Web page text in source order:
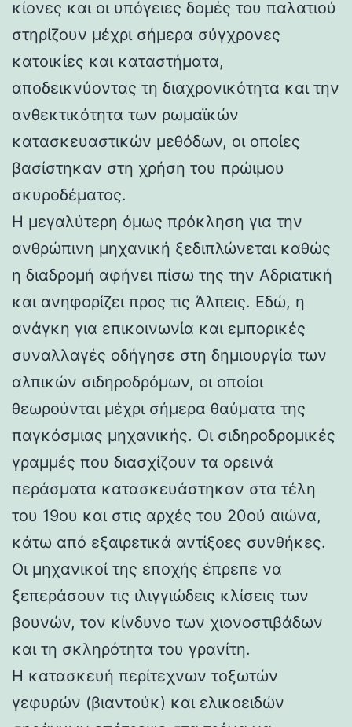
κίονες και οι υπόγειες δομές του παλατιού
στηρίζουν μέχρι σήμερα σύγχρονες
κατοικίες και καταστήματα,
αποδεικνύοντας τη διαχρονικότητα και την
ανθεκτικότητα των ρωμαϊκών
κατασκευαστικών μεθόδων, οι οποίες
βασίστηκαν στη χρήση του πρώιμου
σκυροδέματος.
Η μεγαλύτερη όμως πρόκληση για την
ανθρώπινη μηχανική ξεδιπλώνεται καθώς
η διαδρομή αφήνει πίσω της την Αδριατική
και ανηφορίζει προς τις Άλπεις. Εδώ, η
ανάγκη για επικοινωνία και εμπορικές
συναλλαγές οδήγησε στη δημιουργία των
αλπικών σιδηροδρόμων, οι οποίοι
θεωρούνται μέχρι σήμερα θαύματα της
παγκόσμιας μηχανικής. Οι σιδηροδρομικές
γραμμές που διασχίζουν τα ορεινά
περάσματα κατασκευάστηκαν στα τέλη
του 19ου και στις αρχές του 20ού αιώνα,
κάτω από εξαιρετικά αντίξοες συνθήκες.
Οι μηχανικοί της εποχής έπρεπε να
ξεπεράσουν τις ιλιγγιώδεις κλίσεις των
βουνών, τον κίνδυνο των χιονοστιβάδων
και τη σκληρότητα του γρανίτη.
Η κατασκευή περίτεχνων τοξωτών
γεφυρών (βιαντούκ) και ελικοειδών